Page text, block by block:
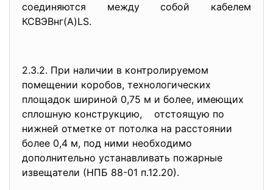
соединяются между собой кабелем
КСBЭBнг(A)LS.
2.3.2. При наличии в контролируемом
помещении коробов, технологических
площадок шириной 0,75 м и более, имеющих
сплошную конструкцию, отстоящую по
нижней отметке от потолка на расстоянии
более 0,4 м, под ними необходимо
дополнительно устанавливать пожарные
извещатели (НПБ 88-01 п.12.20).